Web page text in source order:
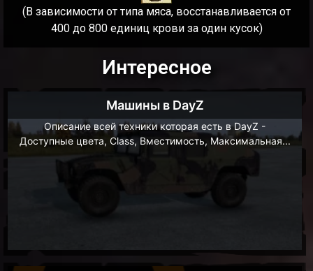
(В зависимости от типа мяса, восстанавливается от
400 до 800 единиц крови за один кусок)
Интересное
Машины в DayZ
Описание всей техники которая есть в DayZ -
Доступные цвета, Class, Вместимость, Максимальная...